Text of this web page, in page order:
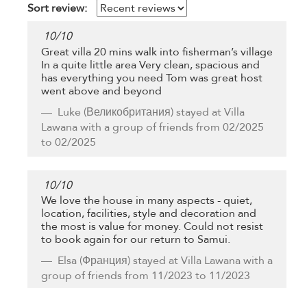
Sort review:
10/10
Great villa 20 mins walk into fisherman’s village
In a quite little area Very clean, spacious and
has everything you need Tom was great host
went above and beyond
Luke (Великобритания) stayed at Villa
Lawana with a group of friends from 02/2025
to 02/2025
10/10
We love the house in many aspects - quiet,
location, facilities, style and decoration and
the most is value for money. Could not resist
to book again for our return to Samui.
Elsa (Франция) stayed at Villa Lawana with a
group of friends from 11/2023 to 11/2023